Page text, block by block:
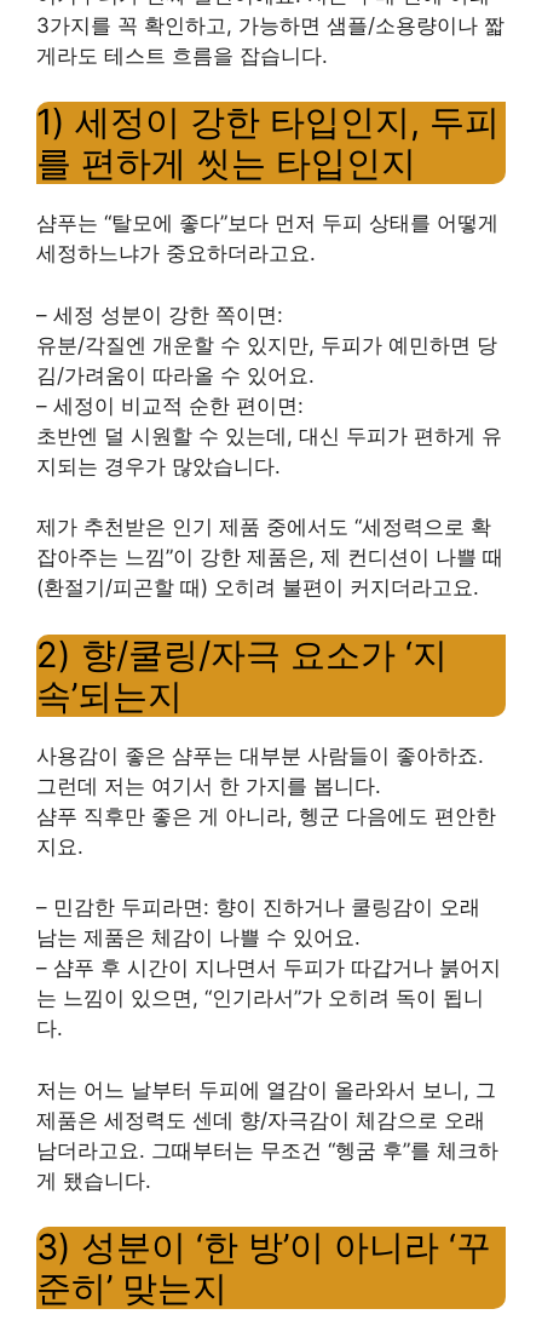
3가지를 꼭 확인하고, 가능하면 샘플/소용량이나 짧
게라도 테스트 흐름을 잡습니다.
1) 세정이 강한 타입인지, 두피
를 편하게 씻는 타입인지
샴푸는 “탈모에 좋다”보다 먼저 두피 상태를 어떻게
세정하느냐가 중요하더라고요.
– 세정 성분이 강한 쪽이면:
유분/각질엔 개운할 수 있지만, 두피가 예민하면 당
김/가려움이 따라올 수 있어요.
– 세정이 비교적 순한 편이면:
초반엔 덜 시원할 수 있는데, 대신 두피가 편하게 유
지되는 경우가 많았습니다.
제가 추천받은 인기 제품 중에서도 “세정력으로 확
잡아주는 느낌”이 강한 제품은, 제 컨디션이 나쁠 때
(환절기/피곤할 때) 오히려 불편이 커지더라고요.
2) 향/쿨링/자극 요소가 ‘지
속’되는지
사용감이 좋은 샴푸는 대부분 사람들이 좋아하죠.
그런데 저는 여기서 한 가지를 봅니다.
샴푸 직후만 좋은 게 아니라, 헹군 다음에도 편안한
지요.
– 민감한 두피라면: 향이 진하거나 쿨링감이 오래
남는 제품은 체감이 나쁠 수 있어요.
– 샴푸 후 시간이 지나면서 두피가 따갑거나 붉어지
는 느낌이 있으면, “인기라서”가 오히려 독이 됩니
다.
저는 어느 날부터 두피에 열감이 올라와서 보니, 그
제품은 세정력도 센데 향/자극감이 체감으로 오래
남더라고요. 그때부터는 무조건 “헹굼 후”를 체크하
게 됐습니다.
3) 성분이 ‘한 방’이 아니라 ‘꾸
준히’ 맞는지